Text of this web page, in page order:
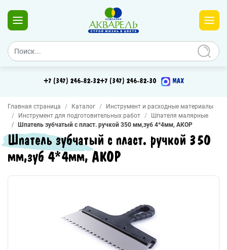
+7 (347) 246-82-32+7 (347) 246-82-30 MAX
Главная страница Каталог
Инструмент и расходные материалы
Инструмент для подготовительных работ
Шпателя малярные
Шпатель зубчатый с пласт. ручкой 350 мм,зуб 4*4мм, АКОР
Шпатель зубчатый с пласт. ручкой 350
мм,зуб 4*4мм, АКОР